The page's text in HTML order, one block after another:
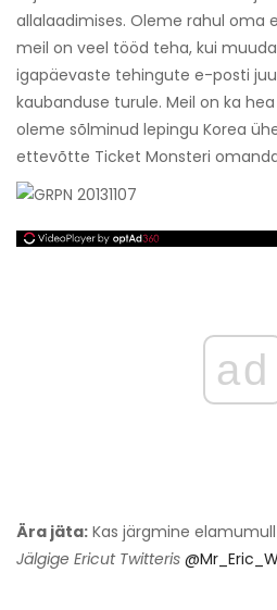
allalaadimises. Oleme rahul oma
meil on veel tööd teha, kui
igapäevaste tehingute e-posti
kaubanduse turule. Meil on ka
oleme sõlminud lepingu Korea
ettevõtte Ticket Monsteri
ad
Ära jäta: Kas järgmine
Jälgige Ericut Twitteris